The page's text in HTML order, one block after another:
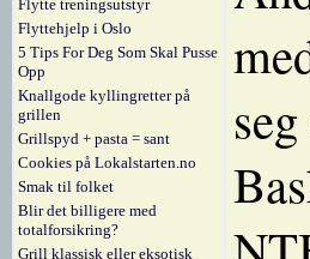
Flytte treningsutstyr
Flyttehjelp i Oslo
5 Tips For Deg Som Skal Pusse
Opp
Knallgode kyllingretter på
grillen
Grillspyd + pasta = sant
Cookies på Lokalstarten.no
Smak til folket
Blir det billigere med
totalforsikring?
Grill klassisk eller eksotisk